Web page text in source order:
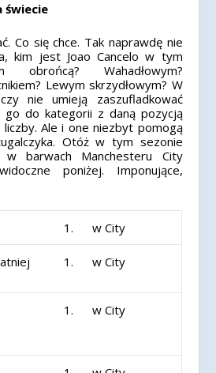
świecie
Co się chce. Tak naprawdę nie
kim jest Joao Cancelo w tym
obrońcą? Wahadłowym?
Lewym skrzydłowym? W
nie umieją zaszufladkować
go do kategorii z daną pozycją
Ale i one niezbyt pomogą
Otóż w tym sezonie
w barwach Manchesteru City
poniżej. Imponujące,
1. w City
1. w City
1. w City